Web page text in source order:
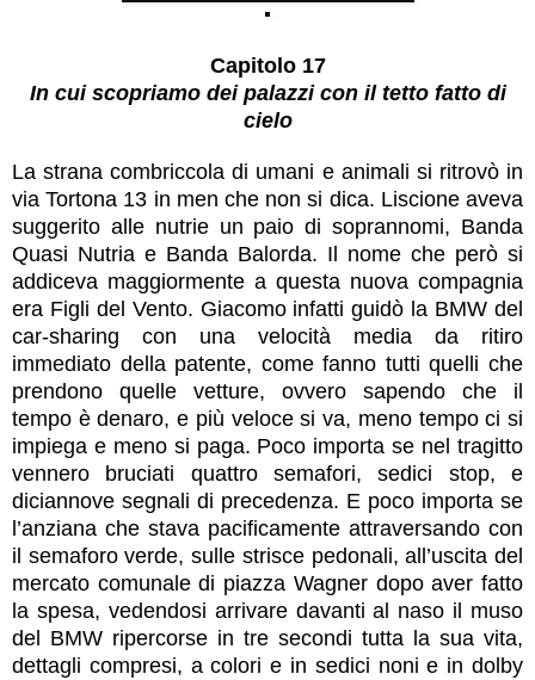
Capitolo 17
In cui scopriamo dei palazzi con il tetto fatto di
cielo
La strana combriccola di umani e animali si ritrovò in
via Tortona 13 in men che non si dica. Liscione aveva
suggerito alle nutrie un paio di soprannomi, Banda
Quasi Nutria e Banda Balorda. Il nome che però si
addiceva maggiormente a questa nuova compagnia
era Figli del Vento. Giacomo infatti guidò la BMW del
car-sharing con una velocità media da ritiro
immediato della patente, come fanno tutti quelli che
prendono quelle vetture, ovvero sapendo che il
tempo è denaro, e più veloce si va, meno tempo ci si
impiega e meno si paga. Poco importa se nel tragitto
vennero bruciati quattro semafori, sedici stop, e
diciannove segnali di precedenza. E poco importa se
l’anziana che stava pacificamente attraversando con
il semaforo verde, sulle strisce pedonali, all’uscita del
mercato comunale di piazza Wagner dopo aver fatto
la spesa, vedendosi arrivare davanti al naso il muso
del BMW ripercorse in tre secondi tutta la sua vita,
dettagli compresi, a colori e in sedici noni e in dolby